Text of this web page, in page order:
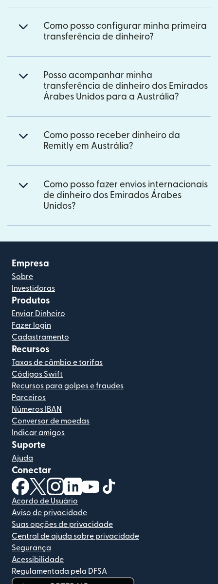
Como posso configurar minha primeira
transferência de dinheiro?
Posso acompanhar minha
transferência de dinheiro dos Emirados
Árabes Unidos para a Austrália?
Como posso receber dinheiro da
Remitly em Austrália?
Como posso fazer envios internacionais
de dinheiro dos Emirados Árabes
Unidos?
Empresa
Sobre
Investidoras
Produtos
Enviar Dinheiro
Fazer login
Cadastramento
Recursos
Taxas de câmbio e tarifas
Códigos Swift
Recursos para golpes e fraudes
Parceiros
Números IBAN
Conversor de moedas
Indicar amigos
Suporte
Ajuda
Conectar
(abre em uma nova janela)
(abre em uma nova janela)
(abre em uma nova janela)
(abre em uma nova janela)
(abre em uma nova janela)
Acordo de Usuário
Aviso de privacidade
Suas opções de privacidade
Central de ajuda sobre privacidade
Segurança
Acessibilidade
Regulamentada pela DFSA